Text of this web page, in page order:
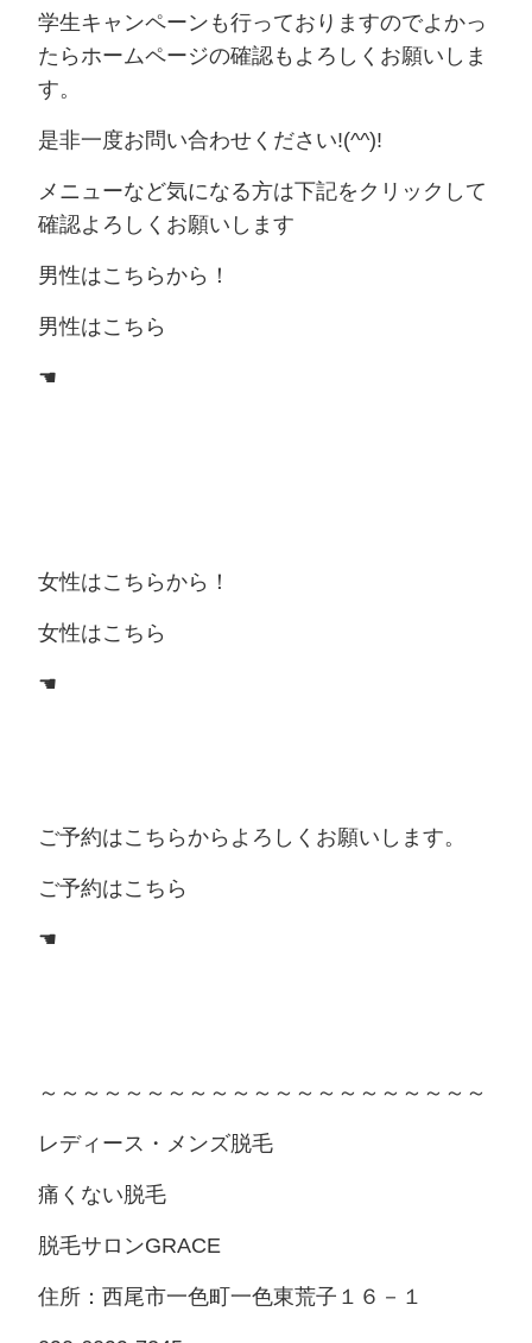
学生キャンペーンも行っておりますのでよかっ
たらホームページの確認もよろしくお願いしま
す。
是非一度お問い合わせください!(^^)!
メニューなど気になる方は下記をクリックして
確認よろしくお願いします
男性はこちらから！
男性はこちら
☚
女性はこちらから！
女性はこちら
☚
ご予約はこちらからよろしくお願いします。
ご予約はこちら
☚
～～～～～～～～～～～～～～～～～～～～～
レディース・メンズ脱毛
痛くない脱毛
脱毛サロンGRACE
住所：西尾市一色町一色東荒子１６－１